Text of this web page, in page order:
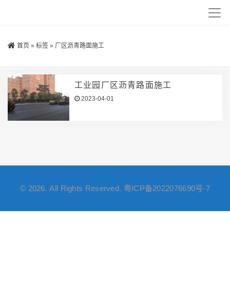
首页 » 标签 » 厂区沥青路面施工
工业园厂区沥青路面施工
2023-04-01
© 2026. All Rights Reserved. 粤ICP备2022076690号-7